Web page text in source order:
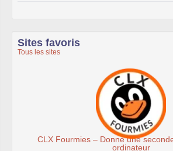
Sites favoris
Tous les sites
– Donne une seconde chance à ton